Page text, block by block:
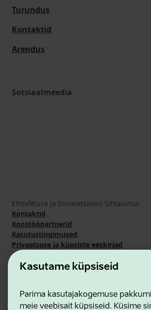
Kasutame küpsiseid
Parima kasutajakogemuse
meie veebisait küpsiseid. Küsime
Turundus
Kontaktid
Arendus
Sotsiaalmeedia
Ettevõtluse ja Innovatsiooni Sihtasutus
Kontaktid
Koostööpartnerid
Kasutustingimused
Privaatsuse ja küpsiste eeskirjad